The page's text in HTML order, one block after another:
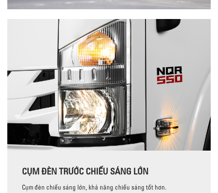
CỤM ĐÈN TRƯỚC CHIẾU SÁNG LỚN
Cụm đèn chiếu sáng lớn, khả năng chiếu sáng tốt hơn.